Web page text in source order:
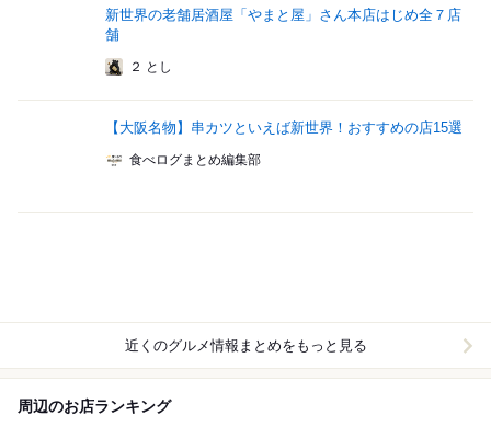
新世界の老舗居酒屋「やまと屋」さん本店はじめ全７店
舗
２ とし
【大阪名物】串カツといえば新世界！おすすめの店15選
食べログまとめ編集部
近くのグルメ情報まとめをもっと見る
周辺のお店ランキング